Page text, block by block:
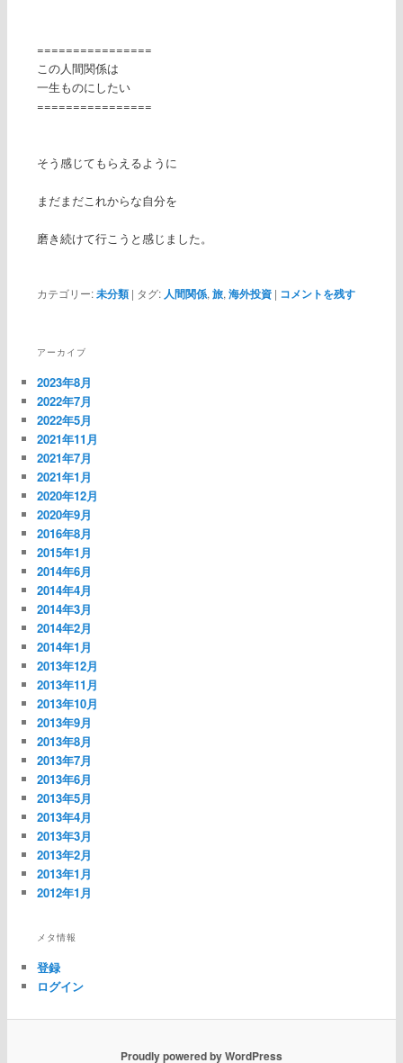
================
この人間関係は
一生ものにしたい
================
そう感じてもらえるように
まだまだこれからな自分を
磨き続けて行こうと感じました。
カテゴリー:未分類 | タグ: 人間関係, 旅, 海外投資 | コメントを残す
アーカイブ
2023年8月
2022年7月
2022年5月
2021年11月
2021年7月
2021年1月
2020年12月
2020年9月
2016年8月
2015年1月
2014年6月
2014年4月
2014年3月
2014年2月
2014年1月
2013年12月
2013年11月
2013年10月
2013年9月
2013年8月
2013年7月
2013年6月
2013年5月
2013年4月
2013年3月
2013年2月
2013年1月
2012年1月
メタ情報
登録
ログイン
Proudly powered by WordPress